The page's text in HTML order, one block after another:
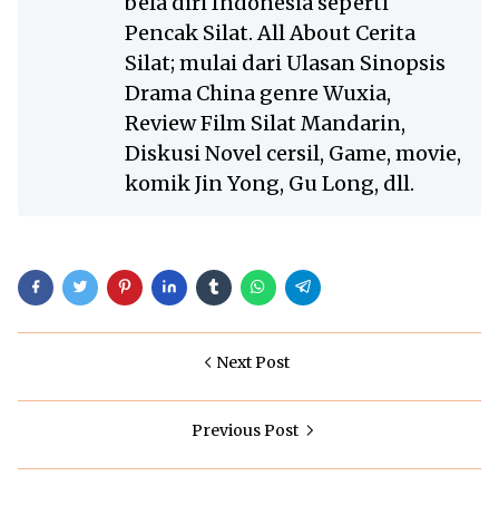
Pencak Silat. All About Cerita
Silat; mulai dari Ulasan Sinopsis
Drama China genre Wuxia,
Review Film Silat Mandarin,
Diskusi Novel cersil, Game, movie,
komik Jin Yong, Gu Long, dll.
Next Post
Previous Post